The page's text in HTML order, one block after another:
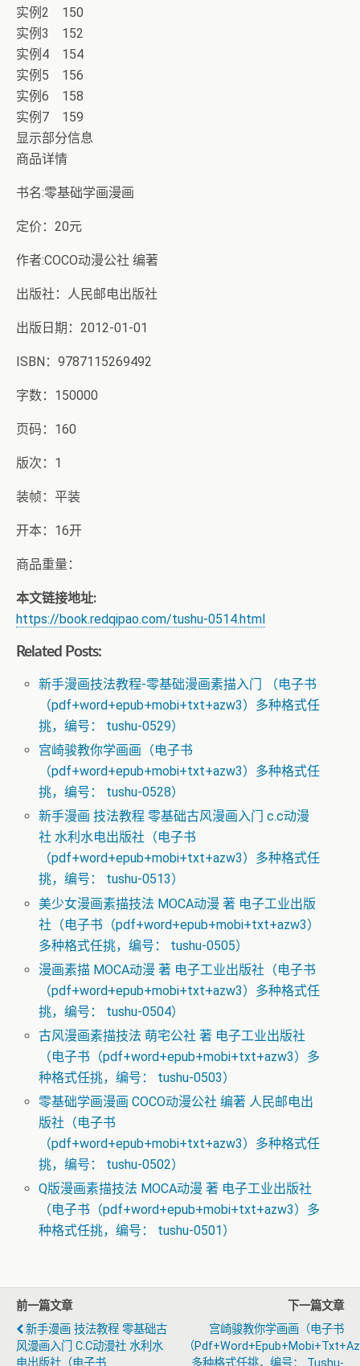
实例2 150
实例3 152
实例4 154
实例5 156
实例6 158
实例7 159
显示部分信息
商品详情
书名:零基础学画漫画
定价：20元
作者:COCO动漫公社 编著
出版社：人民邮电出版社
出版日期：2012-01-01
ISBN：9787115269492
字数：150000
页码：160
版次：1
装帧：平装
开本：16开
商品重量：
本文链接地址:
https://book.redqipao.com/tushu-0514.html
Related Posts:
新手漫画技法教程-零基础漫画素描入门 （电子书
（pdf+word+epub+mobi+txt+azw3）多种格式任
挑，编号： tushu-0529）
宫崎骏教你学画画（电子书
（pdf+word+epub+mobi+txt+azw3）多种格式任
挑，编号： tushu-0528）
新手漫画 技法教程 零基础古风漫画入门 c.c动漫
社 水利水电出版社（电子书
（pdf+word+epub+mobi+txt+azw3）多种格式任
挑，编号： tushu-0513）
美少女漫画素描技法 MOCA动漫 著 电子工业出版
社（电子书（pdf+word+epub+mobi+txt+azw3）
多种格式任挑，编号： tushu-0505）
漫画素描 MOCA动漫 著 电子工业出版社（电子书
（pdf+word+epub+mobi+txt+azw3）多种格式任
挑，编号： tushu-0504）
古风漫画素描技法 萌宅公社 著 电子工业出版社
（电子书（pdf+word+epub+mobi+txt+azw3）多
种格式任挑，编号： tushu-0503）
零基础学画漫画 COCO动漫公社 编著 人民邮电出
版社（电子书
（pdf+word+epub+mobi+txt+azw3）多种格式任
挑，编号： tushu-0502）
Q版漫画素描技法 MOCA动漫 著 电子工业出版社
（电子书（pdf+word+epub+mobi+txt+azw3）多
种格式任挑，编号： tushu-0501）
前一篇文章
新手漫画 技法教程 零基础古
风漫画入门 C.c动漫社 水利水
下一篇文章
宫崎骏教你学画画（电子书
（